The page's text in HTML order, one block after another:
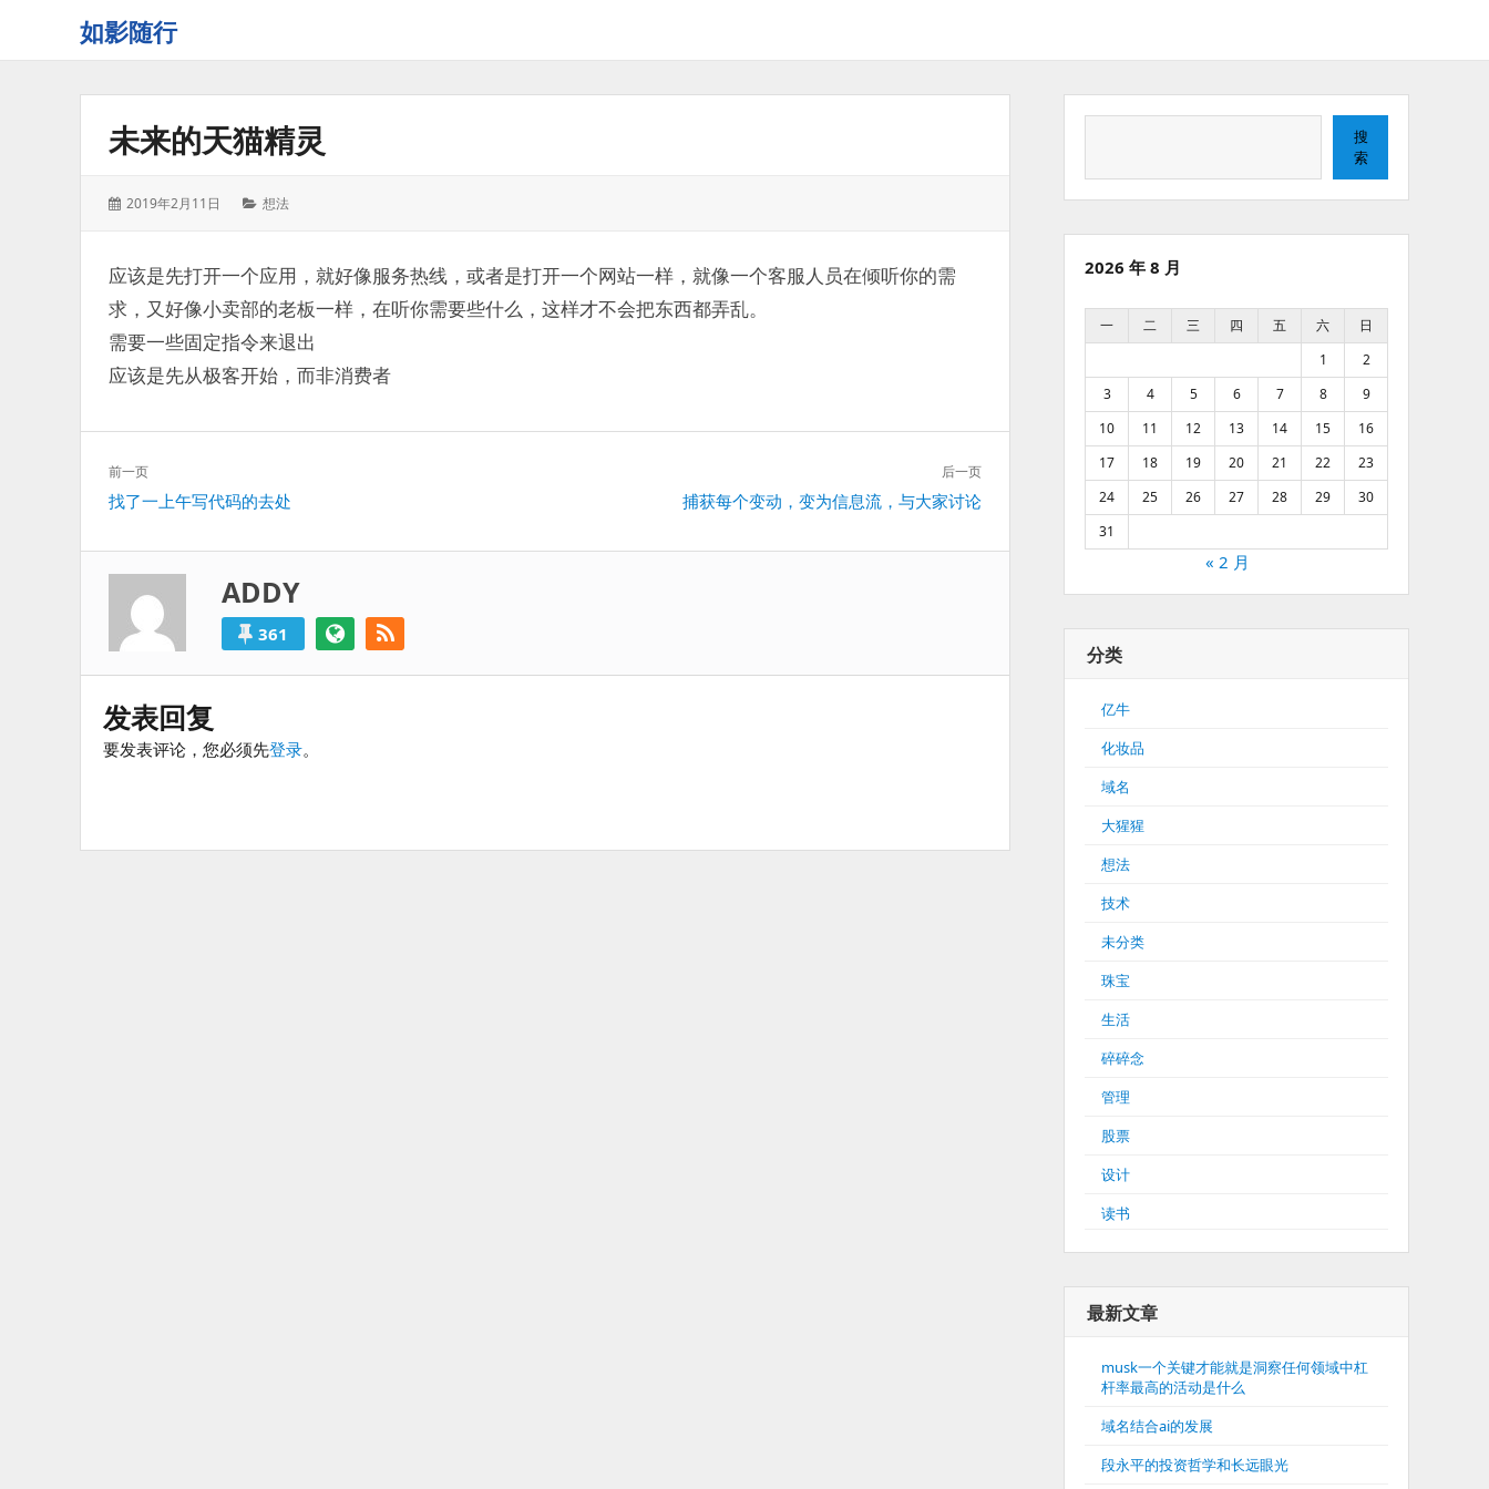
如影随行
果
的，
这
就
的。
未来的天猫精灵
发
2019年2月11日
分
想法
应该是先打开一个应用，就好像服务热线，或者是打开一个网站一样，就像一个客服人员在倾听你的需
求，又好像小卖部的老板一样，在听你需要些什么，这样才不会把东西都弄乱。
需要一些固定指令来退出
应该是先从极客开始，而非消费者
文
章
导
航
前一页
上
篇：
找了一上午写代码的去处
后一页
篇：
捕获每个变动，变为信息流，与大家讨论
ADDY
361
发表回复
要发表评论，您必须先登录。
搜
索
2026 年 8 月
一 二 三 四 五 六
日
1
2
3
4 5 6 7 8
9
10
11 12 13 14 15
16
17
18 19 20 21 22
23
24
25 26 27 28 29
30
31
« 2 月
分类
亿牛
化妆品
域名
大猩猩
想法
技术
未分类
珠宝
生活
碎碎念
管理
股票
设计
读书
最新文章
musk一个关键才能就是洞察任何领域中杠
杆率最高的活动是什么
域名结合ai的发展
段永平的投资哲学和长远眼光